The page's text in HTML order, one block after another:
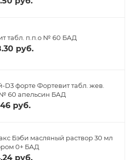
табл. п.п.о № 60 БАД
руб.
D3 форте Фортевит табл. жев.
№ 60 апельсин БАД
руб.
Бэби масляный раствор 30 мл
0+ БАД
руб.